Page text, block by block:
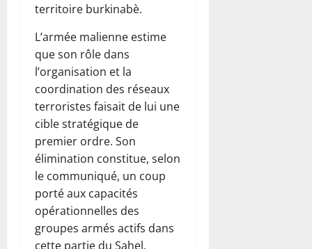
territoire burkinabè.
L’armée malienne estime
que son rôle dans
l’organisation et la
coordination des réseaux
terroristes faisait de lui une
cible stratégique de
premier ordre. Son
élimination constitue, selon
le communiqué, un coup
porté aux capacités
opérationnelles des
groupes armés actifs dans
cette partie du Sahel.